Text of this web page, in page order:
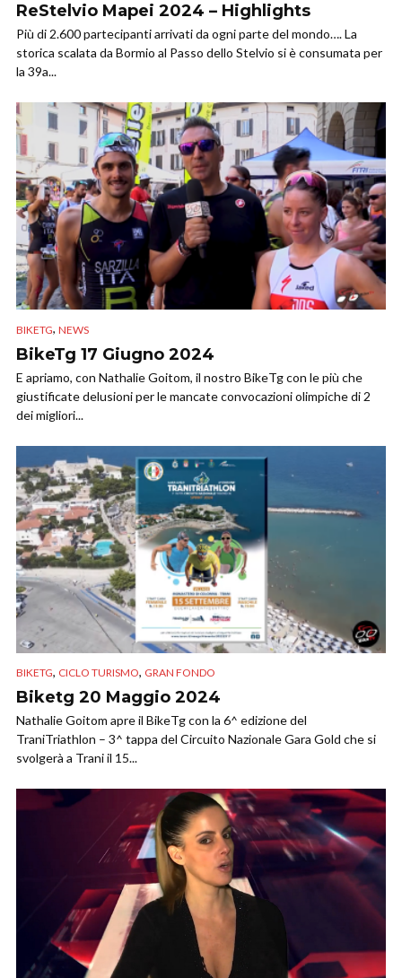
ReStelvio Mapei 2024 – Highlights
Più di 2.600 partecipanti arrivati da ogni parte del mondo…. La
storica scalata da Bormio al Passo dello Stelvio si è consumata per
la 39a...
BIKETG, NEWS
BikeTg 17 Giugno 2024
E apriamo, con Nathalie Goitom, il nostro BikeTg con le più che
giustificate delusioni per le mancate convocazioni olimpiche di 2
dei migliori...
BIKETG, CICLO TURISMO, GRAN FONDO
Biketg 20 Maggio 2024
Nathalie Goitom apre il BikeTg con la 6^ edizione del
TraniTriathlon – 3^ tappa del Circuito Nazionale Gara Gold che si
svolgerà a Trani il 15...